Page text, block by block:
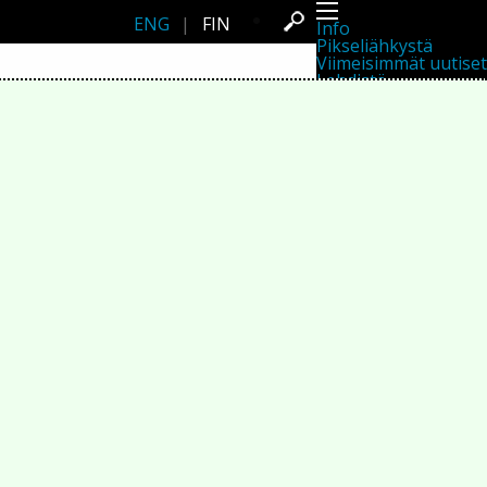
Info
Pikseliähkystä
Viimeisimmät uutiset
Lehdistö
ENG | FIN